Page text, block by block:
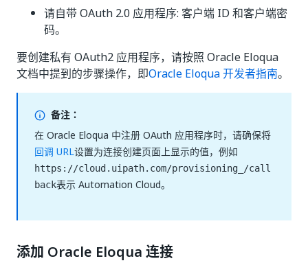
请自带 OAuth 2.0 应用程序: 客户端 ID 和客户端密
码。
要创建私有 OAuth2 应用程序，请按照 Oracle Eloqua
文档中提到的步骤操作，即Oracle Eloqua 开发者指南。
备注：
在 Oracle Eloqua 中注册 OAuth 应用程序时，请确保将
回调 URL设置为连接创建页面上显示的值，例如
https://cloud.uipath.com/provisioning_/call
back表示 Automation Cloud。
添加 Oracle Eloqua 连接